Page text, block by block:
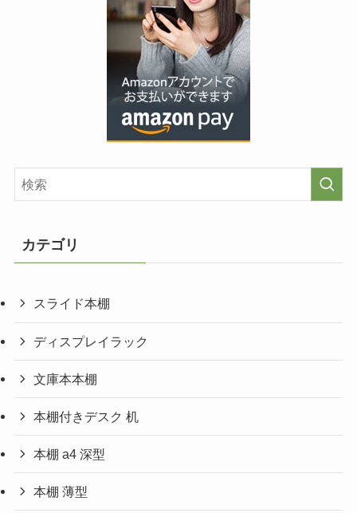
カテゴリ
スライド本棚
ディスプレイラック
文庫本本棚
本棚付きデスク 机
本棚 a4 深型
本棚 薄型